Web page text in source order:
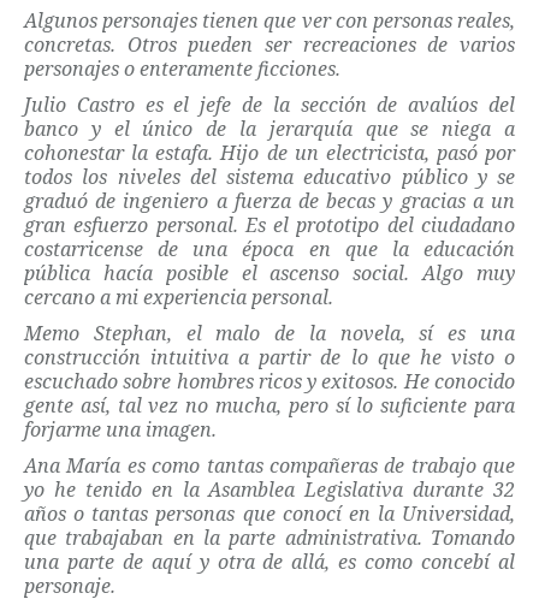
Algunos personajes tienen que ver con personas reales,
concretas. Otros pueden ser recreaciones de varios
personajes o enteramente ficciones.
Julio Castro es el jefe de la sección de avalúos del
banco y el único de la jerarquía que se niega a
cohonestar la estafa. Hijo de un electricista, pasó por
todos los niveles del sistema educativo público y se
graduó de ingeniero a fuerza de becas y gracias a un
gran esfuerzo personal. Es el prototipo del ciudadano
costarricense de una época en que la educación
pública hacía posible el ascenso social. Algo muy
cercano a mi experiencia personal.
Memo Stephan, el malo de la novela, sí es una
construcción intuitiva a partir de lo que he visto o
escuchado sobre hombres ricos y exitosos. He conocido
gente así, tal vez no mucha, pero sí lo suficiente para
forjarme una imagen.
Ana María es como tantas compañeras de trabajo que
yo he tenido en la Asamblea Legislativa durante 32
años o tantas personas que conocí en la Universidad,
que trabajaban en la parte administrativa. Tomando
una parte de aquí y otra de allá, es como concebí al
personaje.